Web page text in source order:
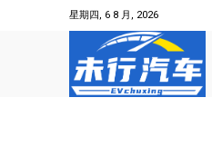
星期四, 6 8 月, 2026